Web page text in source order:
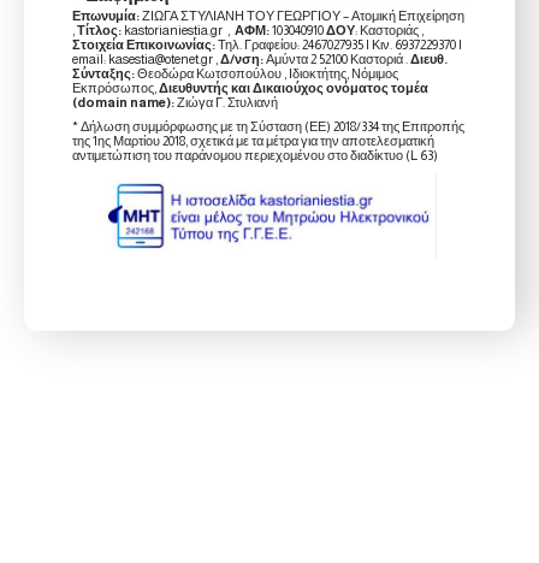
Επωνυμία:ΖΙΩΓΑ ΣΤΥΛΙΑΝΗ ΤΟΥ ΓΕΩΡΓΙΟΥ – Ατομική Επιχείρηση
Τίτλος: kastorianiestia.gr , ΑΦΜ:103040910ΔΟΥ: Καστοριάς ,
Στοιχεία Επικοινωνίας:Τηλ. Γραφείου: 2467027935 | Κιν. 6937229370 |
email: kasestia@otenet.gr , Δ/νση:Αμύντα 2 52100 Καστοριά . Διευθ.
Σύνταξης:Θεοδώρα Κωτσοπούλου , Ιδιοκτήτης, Νόμιμος
Εκπρόσωπος, Διευθυντής και Δικαιούχος ονόματος τομέα
(domain name):Ζιώγα Γ. Στυλιανή
* Δήλωση συμμόρφωσης με τη Σύσταση (ΕΕ) 2018/334 της Επιτροπής
της 1ης Μαρτίου 2018, σχετικά με τα μέτρα για την αποτελεσματική
αντιμετώπιση του παράνομου περιεχομένου στο διαδίκτυο (L 63)